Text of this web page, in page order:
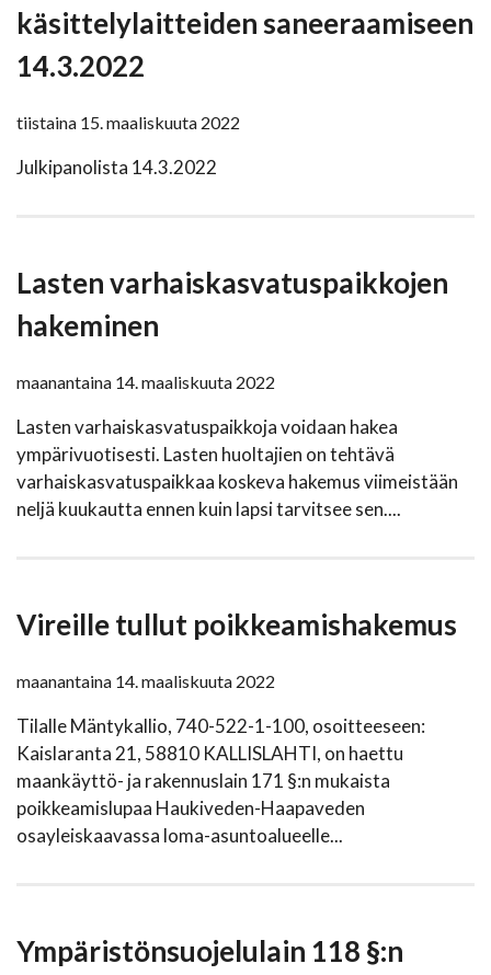
käsittelylaitteiden saneeraamiseen
14.3.2022
tiistaina 15. maaliskuuta 2022
Julkipanolista 14.3.2022
Lasten varhaiskasvatuspaikkojen
hakeminen
maanantaina 14. maaliskuuta 2022
Lasten varhaiskasvatuspaikkoja voidaan hakea
ympärivuotisesti. Lasten huoltajien on tehtävä
varhaiskasvatuspaikkaa koskeva hakemus viimeistään
neljä kuukautta ennen kuin lapsi tarvitsee sen....
Vireille tullut poikkeamishakemus
maanantaina 14. maaliskuuta 2022
Tilalle Mäntykallio, 740-522-1-100, osoitteeseen:
Kaislaranta 21, 58810 KALLISLAHTI, on haettu
maankäyttö- ja rakennuslain 171 §:n mukaista
poikkeamislupaa Haukiveden-Haapaveden
osayleiskaavassa loma-asuntoalueelle...
Ympäristönsuojelulain 118 §:n